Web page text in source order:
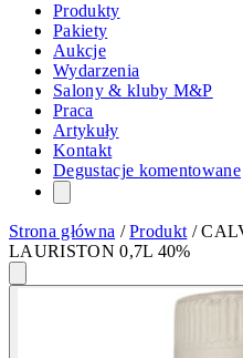
Produkty
Pakiety
Aukcje
Wydarzenia
Salony & kluby M&P
Praca
Artykuły
Kontakt
Degustacje komentowane
Strona główna /Produkt /
LAURISTON 0,7L 40%